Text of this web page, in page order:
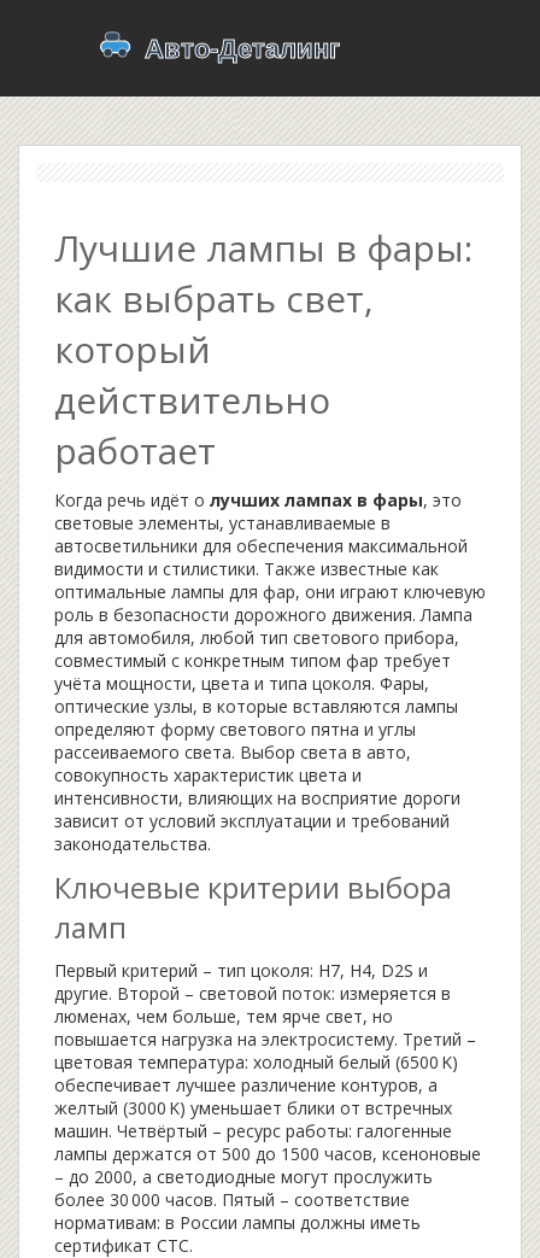
Лучшие лампы в фары:
как выбрать свет,
который
действительно
работает
Когда речь идёт о лучших лампах в фары, это
световые элементы, устанавливаемые в
автосветильники для обеспечения максимальной
видимости и стилистики. Также известные как
оптимальные лампы для фар, они играют ключевую
роль в безопасности дорожного движения.Лампа
для автомобиля, любой тип светового прибора,
совместимый с конкретным типом фар требует
учёта мощности, цвета и типа цоколя. Фары,
оптические узлы, в которые вставляются лампы
определяют форму светового пятна и углы
рассеиваемого света. Выбор света в авто,
совокупность характеристик цвета и
интенсивности, влияющих на восприятие дороги
зависит от условий эксплуатации и требований
законодательства.
Ключевые критерии выбора
ламп
Первый критерий – тип цоколя: H7, H4, D2S и
другие. Второй – световой поток: измеряется в
люменах, чем больше, тем ярче свет, но
повышается нагрузка на электросистему. Третий –
цветовая температура: холодный белый (6500 K)
обеспечивает лучшее различение контуров, а
желтый (3000 K) уменьшает блики от встречных
машин. Четвёртый – ресурс работы: галогенные
лампы держатся от 500 до 1500 часов, ксеноновые
– до 2000, а светодиодные могут прослужить
более 30 000 часов. Пятый – соответствие
нормативам: в России лампы должны иметь
сертификат СТС.